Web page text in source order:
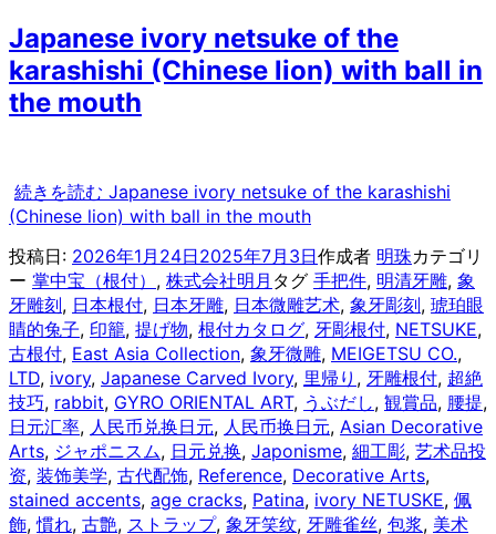
Japanese ivory netsuke of the
karashishi (Chinese lion) with ball in
the mouth
続きを読む Japanese ivory netsuke of the karashishi
(Chinese lion) with ball in the mouth
投稿日: 2026年1月24日2025年7月3日作成者 明珠カテゴリ
ー 掌中宝（根付） , 株式会社明月 タグ 手把件, 明清牙雕, 象
牙雕刻, 日本根付, 日本牙雕, 日本微雕艺术, 象牙彫刻, 琥珀眼
睛的兔子, 印籠, 提げ物, 根付カタログ, 牙彫根付, NETSUKE,
古根付, East Asia Collection, 象牙微雕, MEIGETSU CO.,
LTD, ivory, Japanese Carved Ivory, 里帰り , 牙雕根付, 超絶
技巧, rabbit, GYRO ORIENTAL ART, うぶだし, 観賞品, 腰提,
日元汇率, 人民币兑换日元, 人民币换日元, Asian Decorative
Arts, ジャポニスム, 日元兑换, Japonisme, 細工彫, 艺术品投
资, 装饰美学, 古代配饰, Reference, Decorative Arts,
stained accents, age cracks, Patina, ivory NETUSKE, 佩
飾,慣れ, 古艶, ストラップ, 象牙笑纹, 牙雕雀丝, 包浆, 美术